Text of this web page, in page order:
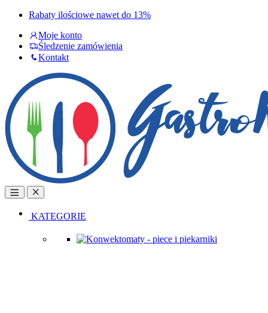
Skip
navigation
Skip
content
Rabaty ilościowe nawet do 13%
Moje konto
Śledzenie zamówienia
Kontakt
Open Close
KATEGORIE